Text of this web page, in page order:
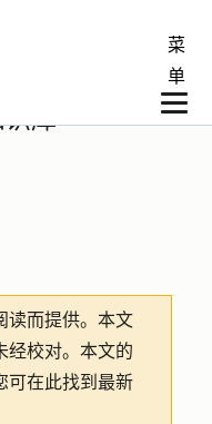
菜
单
库
而提供。 本文
经校对。本文的
可在此找到最新